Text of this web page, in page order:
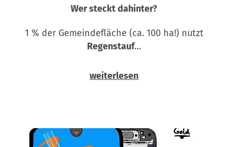
Wer steckt dahinter?
1 % der Gemeindefläche (ca. 100 ha!) nutzt
Regenstauf…
weiterlesen